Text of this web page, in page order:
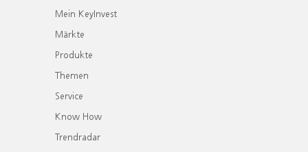
Mein KeyInvest
Märkte
Produkte
Themen
Service
Know How
Trendradar